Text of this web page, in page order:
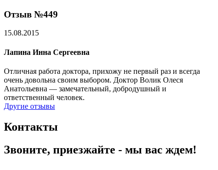
Отзыв №449
15.08.2015
Лапина Инна Сергеевна
Отличная работа доктора, прихожу не первый раз и всегда
очень довольна своим выбором. Доктор Волик Олеся
Анатольевна — замечательный, добродушный и
ответственный человек.
Другие отзывы
Контакты
Звоните, приезжайте - мы вас ждем!